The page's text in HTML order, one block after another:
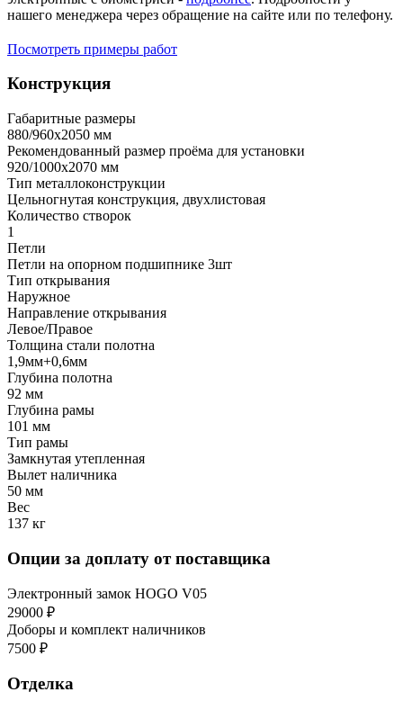
нашего менеджера через обращение на сайте или по телефону.
Посмотреть примеры работ
Конструкция
Габаритные размеры
880/960х2050 мм
Рекомендованный размер проёма для установки
920/1000х2070 мм
Тип металлоконструкции
Цельногнутая конструкция, двухлистовая
Количество створок
1
Петли
Петли на опорном подшипнике 3шт
Тип открывания
Наружное
Направление открывания
Левое/Правое
Толщина стали полотна
1,9мм+0,6мм
Глубина полотна
92 мм
Глубина рамы
101 мм
Тип рамы
Замкнутая утепленная
Вылет наличника
50 мм
Вес
137 кг
Опции за доплату от поставщика
Электронный замок HOGO V05
29000 ₽
Доборы и комплект наличников
7500 ₽
Отделка